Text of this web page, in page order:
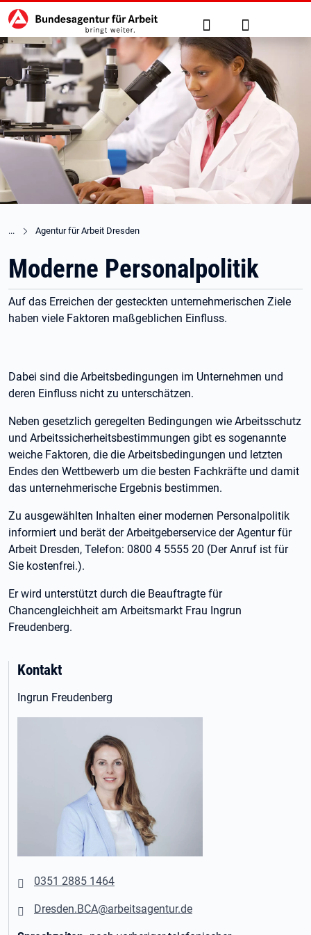
zu den Hauptinhalten springen
Hauptnavigation Suche Anmelden
Agentur für Arbeit Dresden
Moderne Personalpolitik
Auf das Erreichen der gesteckten unternehmerischen Ziele
haben viele Faktoren maßgeblichen Einfluss.
Dabei sind die Arbeitsbedingungen im Unternehmen und
deren Einfluss nicht zu unterschätzen.
Neben gesetzlich geregelten Bedingungen wie Arbeitsschutz
und Arbeitssicherheitsbestimmungen gibt es sogenannte
weiche Faktoren, die die Arbeitsbedingungen und letzten
Endes den Wettbewerb um die besten Fachkräfte und damit
das unternehmerische Ergebnis bestimmen.
Zu ausgewählten Inhalten einer modernen Personalpolitik
informiert und berät der Arbeitgeberservice der Agentur für
Arbeit Dresden, Telefon: 0800 4 5555 20 (Der Anruf ist für
Sie kostenfrei.).
Er wird unterstützt durch die Beauftragte für
Chancengleichheit am Arbeitsmarkt Frau Ingrun
Freudenberg.
Kontakt
Ingrun Freudenberg
0351 2885 1464
Dresden.BCA@arbeitsagentur.de